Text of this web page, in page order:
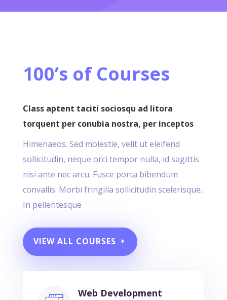
100’s of Courses
Class aptent taciti sociosqu ad litora
torquent per conubia nostra, per inceptos
Himenaeos. Sed molestie, velit ut eleifend
sollicitudin, neque orci tempor nulla, id sagittis
nisi ante nec arcu. Fusce porta bibendum
convallis. Morbi fringilla sollicitudin scelerisque.
In pellentesque
VIEW ALL COURSES
Web Development